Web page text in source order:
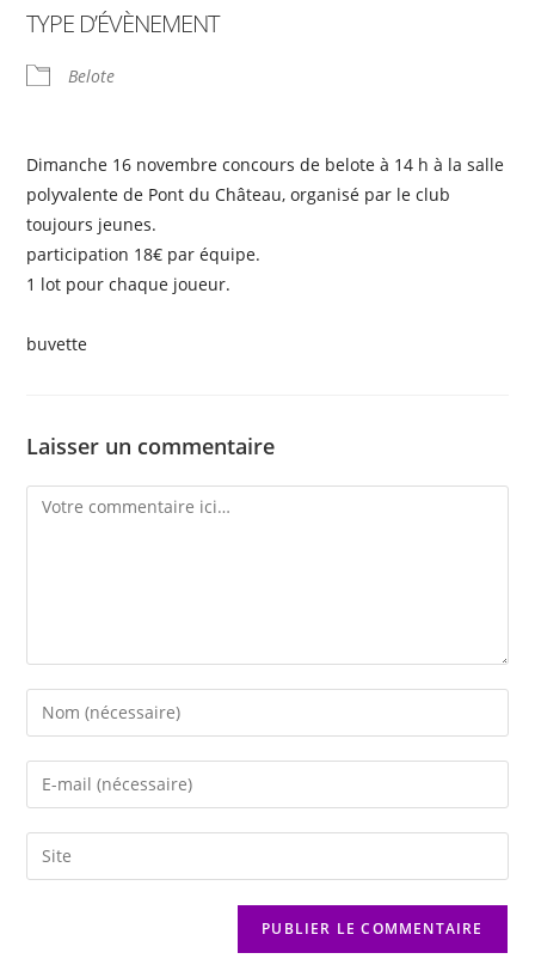
TYPE D’ÉVÈNEMENT
Belote
Dimanche 16 novembre concours de belote à 14 h à la salle
polyvalente de Pont du Château, organisé par le club
toujours jeunes.
participation 18€ par équipe.
1 lot pour chaque joueur.
buvette
Laisser un commentaire